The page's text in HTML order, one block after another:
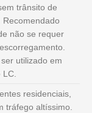
trânsito de
não se requer
utilizado em
LC.
residenciais,
tráfego altíssimo.